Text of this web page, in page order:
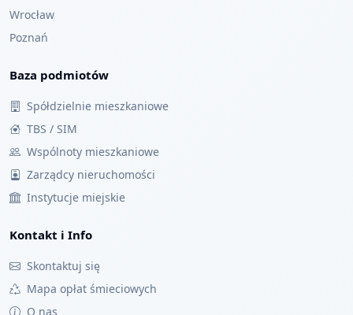
Wrocław
Poznań
Baza podmiotów
Spółdzielnie mieszkaniowe
TBS / SIM
Wspólnoty mieszkaniowe
Zarządcy nieruchomości
Instytucje miejskie
Kontakt i Info
Skontaktuj się
Mapa opłat śmieciowych
O nas